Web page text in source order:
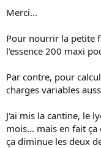
Merci...
Pour nourrir la petite
l'essence 200 maxi
Par contre, pour
charges variables
J'ai mis la cantine, le
mois... mais en fait
ça diminue les deux